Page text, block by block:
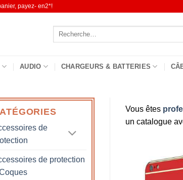
payez- en2*!
Recherche
AUDIO CHARGEURS & BATTERIES
de
de protection
Vous êtes
un catalogue